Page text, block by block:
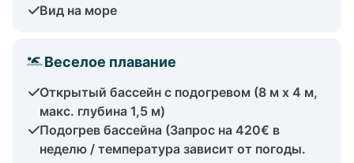
Вид на море
Веселое плавание
Открытый бассейн с подогревом (8 м x 4 м,
макс. глубина 1,5 м)
Подогрев бассейна (Запрос на 420€ в
неделю / температура зависит от погоды.